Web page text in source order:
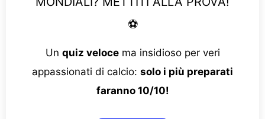
⚽
Un quiz velocema insidioso per veri
appassionati di calcio: solo i più preparati
faranno 10/10!